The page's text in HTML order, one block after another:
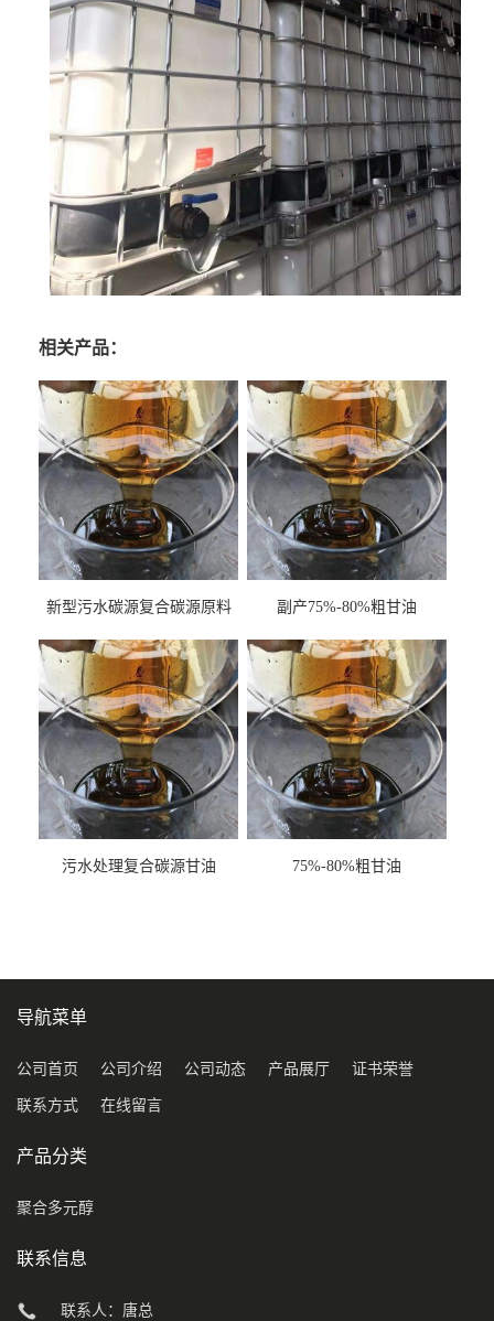
相关产品：
新型污水碳源复合碳源原料
副产75%-80%粗甘油
污水处理复合碳源甘油
75%-80%粗甘油
导航菜单
公司首页 公司介绍 公司动态 产品展厅 证书荣誉
联系方式 在线留言
产品分类
聚合多元醇
联系信息
联系人：唐总